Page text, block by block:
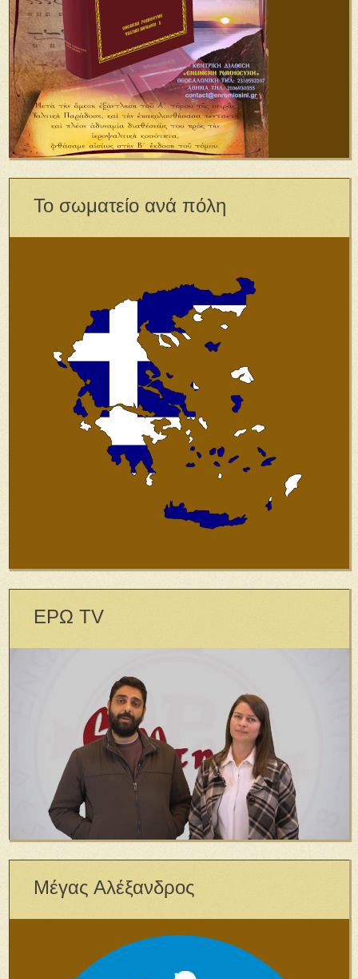
Το σωματείο ανά πόλη
ΕΡΩ TV
Μέγας Αλέξανδρος